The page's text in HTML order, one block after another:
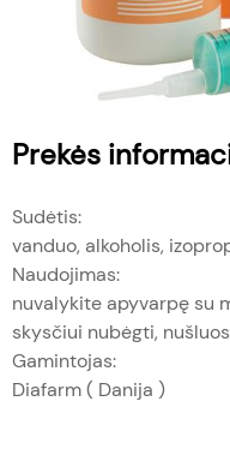
Prekės
Sudėtis:
vanduo, alkoholis,
Naudojimas:
nuvalykite apyvarpę su
skysčiui nubėgti,
Gamintojas:
Diafarm ( Danija )